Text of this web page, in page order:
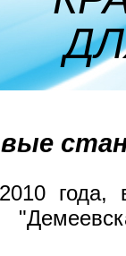
года,